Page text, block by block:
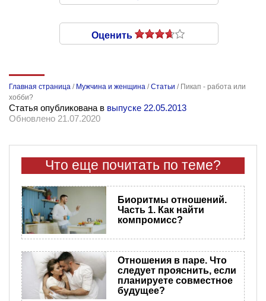
Оценить
Главная страница / Мужчина и женщина /Статьи / Пикап - работа или
хобби?
Статья опубликована в выпуске 22.05.2013
Обновлено 21.07.2020
Что еще почитать по теме?
Биоритмы отношений.
Часть 1. Как найти
компромисс?
Отношения в паре. Что
следует прояснить, если
планируете совместное
будущее?